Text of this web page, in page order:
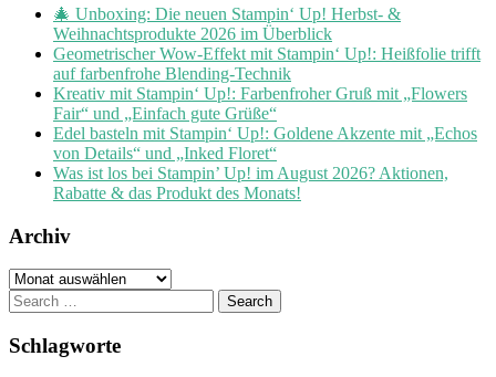
🎄 Unboxing: Die neuen Stampin‘ Up! Herbst- &
Weihnachtsprodukte 2026 im Überblick
Geometrischer Wow-Effekt mit Stampin‘ Up!: Heißfolie trifft
auf farbenfrohe Blending-Technik
Kreativ mit Stampin‘ Up!: Farbenfroher Gruß mit „Flowers
Fair“ und „Einfach gute Grüße“
Edel basteln mit Stampin‘ Up!: Goldene Akzente mit „Echos
von Details“ und „Inked Floret“
Was ist los bei Stampin’ Up! im August 2026? Aktionen,
Rabatte & das Produkt des Monats!
Archiv
Archiv
Search
for:
Schlagworte